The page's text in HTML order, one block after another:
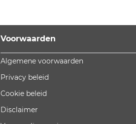
Voorwaarden
Algemene voorwaarden
Privacy beleid
Cookie beleid
Disclaimer